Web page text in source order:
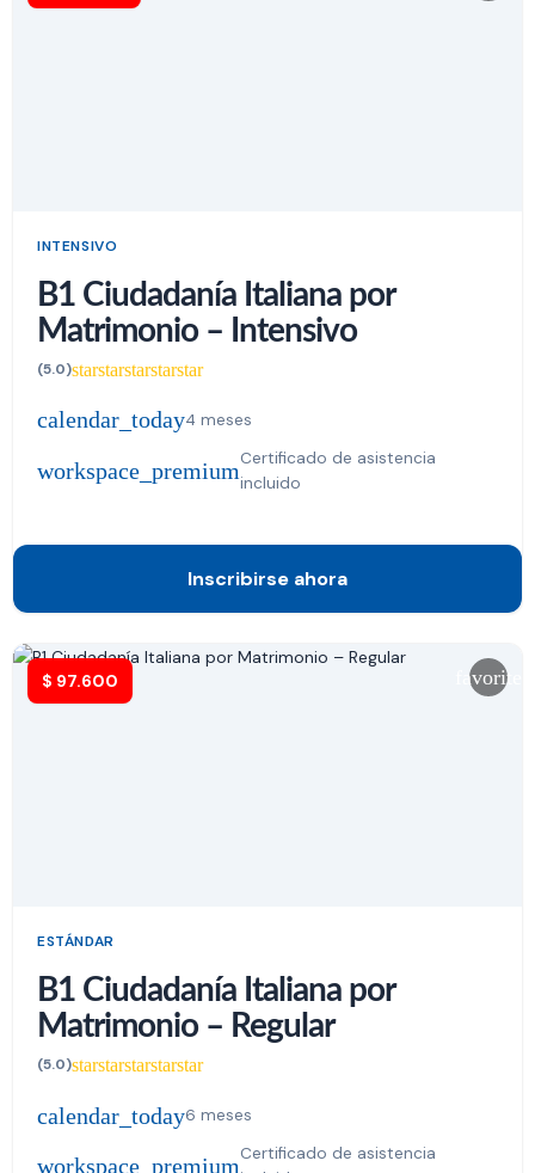
INTENSIVO
B1 Ciudadanía Italiana por
Matrimonio – Intensivo
(5.0)starstarstarstarstar
calendar_today4 meses
workspace_premiumCertificado de asistencia
incluido
Inscribirse ahora
$ 97.600 favorite
ESTÁNDAR
B1 Ciudadanía Italiana por
Matrimonio – Regular
(5.0)starstarstarstarstar
calendar_today6 meses
workspace_premiumCertificado de asistencia